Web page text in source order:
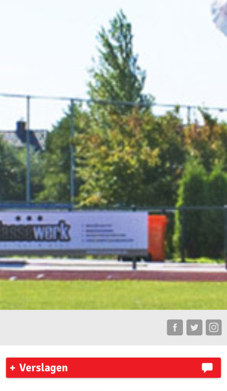
Verslagen